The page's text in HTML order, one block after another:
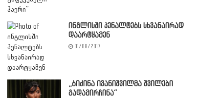
ინგლისში პენალტებს სხვანაირად
დაარტყამენ
01/08/2017
„ბიძინა ივანიშვილმა შვილები
გადამირჩინა“